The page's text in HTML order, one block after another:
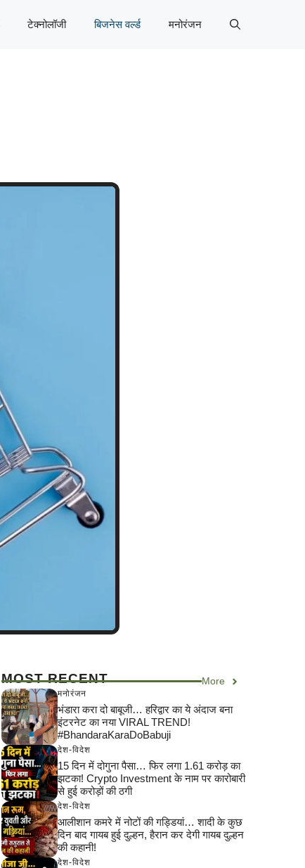
टेक्नोलॉजी बिजनेस वर्ल्ड मनोरंजन
MOST RECENT More
मनोरंजन
भंडारा करा दो बाबूजी… हरिद्वार का ये अंदाज बना
इंटरनेट का नया VIRAL TREND!
#BhandaraKaraDoBabuji
देश-विदेश
15 दिन में दोगुना पैसा… फिर लगा 1.61 करोड़ का
झटका! Crypto Investment के नाम पर कारोबारी
से हुई करोड़ों की ठगी
देश-विदेश
आलीशान कमरे में नोटों की गड्डियां… शादी के कुछ
दिन बाद गायब हुई दुल्हन, हैरान कर देगी गायब दुल्हन
की कहानी!
देश-विदेश